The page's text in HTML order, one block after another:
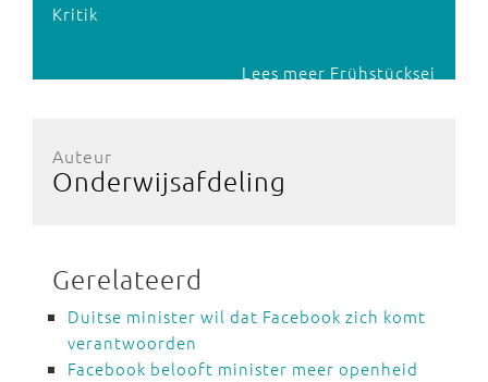
Kritik
Lees meer Frühstücksei
Auteur
Onderwijsafdeling
Gerelateerd
Duitse minister wil dat Facebook zich komt
verantwoorden
Facebook belooft minister meer openheid